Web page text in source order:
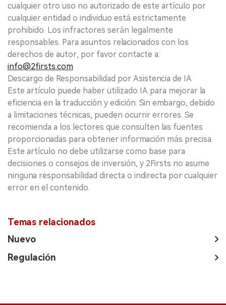
cualquier otro uso no autorizado de este artículo por
cualquier entidad o individuo está estrictamente
prohibido. Los infractores serán legalmente
responsables. Para asuntos relacionados con los
derechos de autor, por favor contacte a:
info@2firsts.com
Descargo de Responsabilidad por Asistencia de IA
Este artículo puede haber utilizado IA para mejorar la
eficiencia en la traducción y edición. Sin embargo, debido
a limitaciones técnicas, pueden ocurrir errores. Se
recomienda a los lectores que consulten las fuentes
proporcionadas para obtener información más precisa.
Este artículo no debe utilizarse como base para
decisiones o consejos de inversión, y 2Firsts no asume
ninguna responsabilidad directa o indirecta por cualquier
error en el contenido.
Temas relacionados
Nuevo
Regulación